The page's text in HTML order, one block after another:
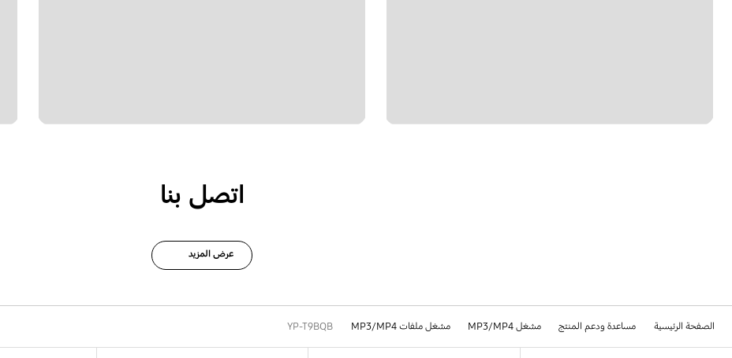
اتصل بنا
عرض المزيد
الصفحة الرئيسية مساعدة ودعم المنتج مشغل MP3/MP4 مشغل ملفات MP3/MP4 YP-T9BQB